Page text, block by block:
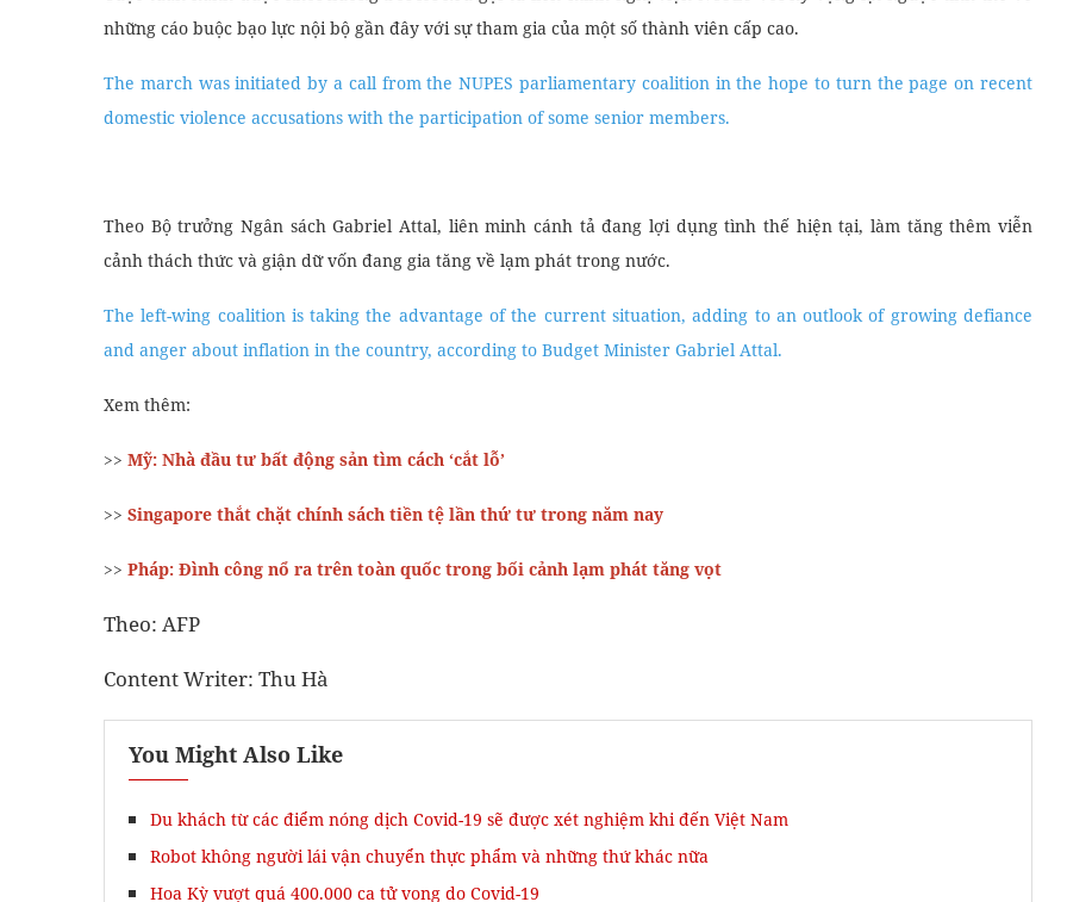
những cáo buộc bạo lực nội bộ gần đây với sự tham gia của một số thành viên cấp cao.
The march was initiated by a call from the NUPES parliamentary coalition in the hope to turn the page on recent
domestic violence accusations with the participation of some senior members.
Theo Bộ trưởng Ngân sách Gabriel Attal, liên minh cánh tả đang lợi dụng tình thế hiện tại, làm tăng thêm viễn
cảnh thách thức và giận dữ vốn đang gia tăng về lạm phát trong nước.
The left-wing coalition is taking the advantage of the current situation, adding to an outlook of growing defiance
and anger about inflation in the country, according to Budget Minister Gabriel Attal.
Xem thêm:
>> Mỹ: Nhà đầu tư bất động sản tìm cách ‘cắt lỗ’
>> Singapore thắt chặt chính sách tiền tệ lần thứ tư trong năm nay
>> Pháp: Đình công nổ ra trên toàn quốc trong bối cảnh lạm phát tăng vọt
Theo: AFP
Content Writer: Thu Hà
You Might Also Like
Du khách từ các điểm nóng dịch Covid-19 sẽ được xét nghiệm khi đến Việt Nam
Robot không người lái vận chuyển thực phẩm và những thứ khác nữa
Hoa Kỳ vượt quá 400.000 ca tử vong do Covid-19